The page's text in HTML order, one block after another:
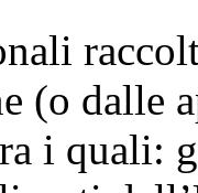
(o dalle
i